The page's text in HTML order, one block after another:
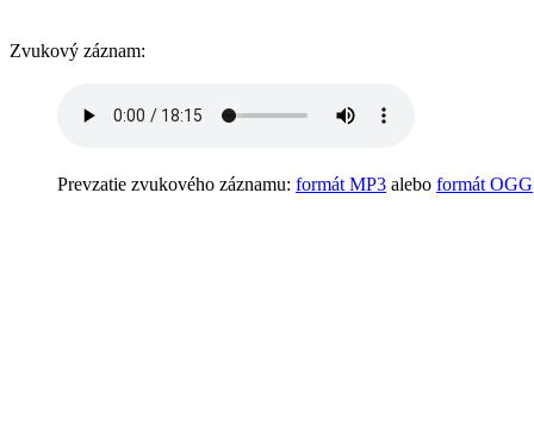
Zvukový záznam:
Prevzatie zvukového záznamu: formát MP3 alebo formát OGG